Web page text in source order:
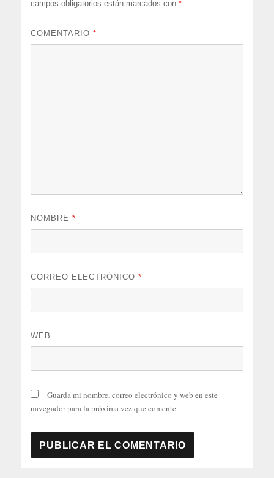
campos obligatorios están marcados con*
COMENTARIO*
NOMBRE*
CORREO ELECTRÓNICO*
WEB
Guarda mi nombre, correo electrónico y web en este
navegador para la próxima vez que comente.